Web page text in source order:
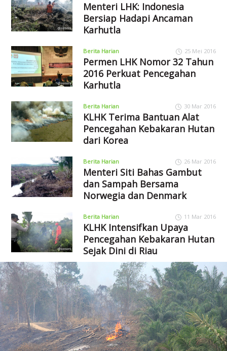
Menteri LHK: Indonesia
Bersiap Hadapi Ancaman
Karhutla
Berita Harian 25 Mei 2016
Permen LHK Nomor 32 Tahun
2016 Perkuat Pencegahan
Karhutla
Berita Harian 30 Mar 2016
KLHK Terima Bantuan Alat
Pencegahan Kebakaran Hutan
dari Korea
Berita Harian 26 Mar 2016
Menteri Siti Bahas Gambut
dan Sampah Bersama
Norwegia dan Denmark
Berita Harian 11 Mar 2016
KLHK Intensifkan Upaya
Pencegahan Kebakaran Hutan
Sejak Dini di Riau